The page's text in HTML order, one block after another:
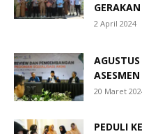
2 April 2024
20 Maret
PEDULI